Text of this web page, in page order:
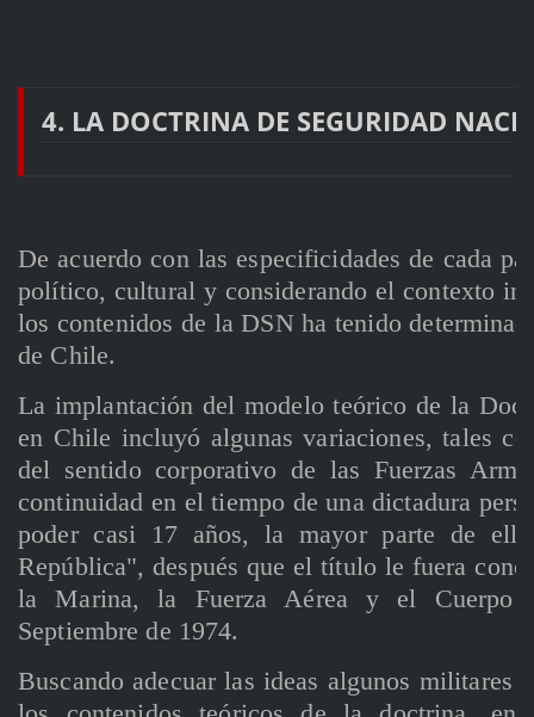
4. LA DOCTRINA DE SEGURIDAD
De acuerdo con las especificidades de cada
político, cultural y considerando el contexto
los contenidos de la DSN ha tenido
de Chile.
La implantación del modelo teórico de la
en Chile incluyó algunas variaciones, tales
del sentido corporativo de las Fuerzas
continuidad en el tiempo de una dictadura
poder casi 17 años, la mayor parte de
República", después que el título le fuera
la Marina, la Fuerza Aérea y el Cuerpo
Septiembre de 1974.
Buscando adecuar las ideas algunos militares